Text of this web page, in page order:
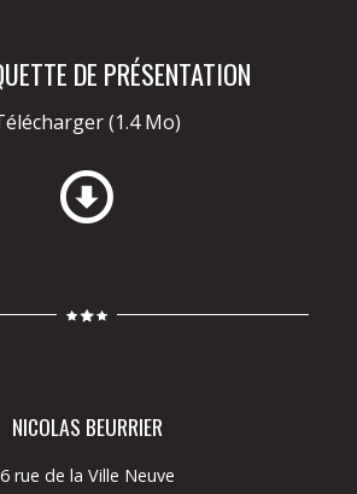
DE PRÉSENTATION
(1.4 Mo)
NICOLAS BEURRIER
6 rue de la Ville Neuve